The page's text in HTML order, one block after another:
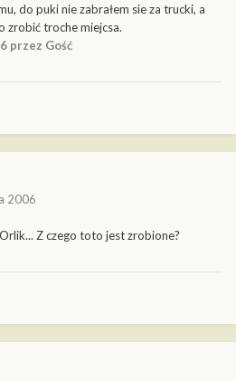
do puki nie zabrałem sie za trucki, a
zrobić troche miejcsa.
przez Gość
2006
Z czego toto jest zrobione?